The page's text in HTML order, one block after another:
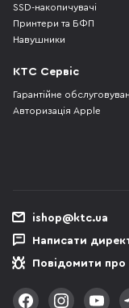
SSD-накопичувачі
Принтери та БФП
Навушники
КТС Сервіс
Гарантійне
Авторизація Apple
ishop@ktc.ua
Написати
Повідомити про